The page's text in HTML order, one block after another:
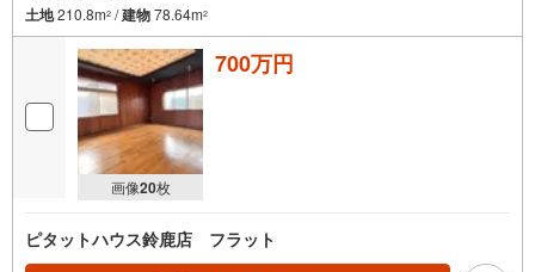
土地210.8m2 /建物78.64m2
画像20枚
700万円
ピタットハウス鈴鹿店 フラット